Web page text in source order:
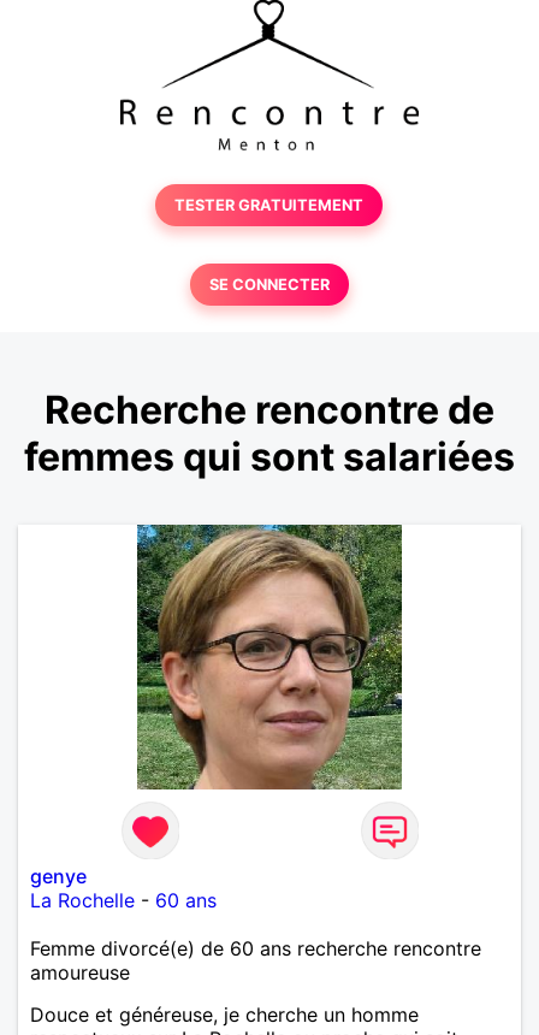
TESTER GRATUITEMENT
SE CONNECTER
Recherche rencontre de
femmes qui sont salariées
genye
La Rochelle - 60 ans
Femme divorcé(e) de 60 ans recherche rencontre
amoureuse
Douce et généreuse, je cherche un homme